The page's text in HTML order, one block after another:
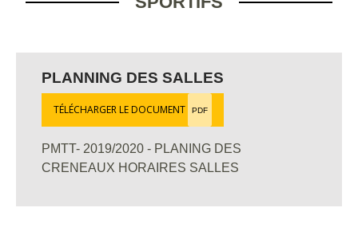
PLANNING DES SALLES
TÉLÉCHARGER LE DOCUMENT PDF
PMTT- 2019/2020 - PLANING DES
CRENEAUX HORAIRES SALLES